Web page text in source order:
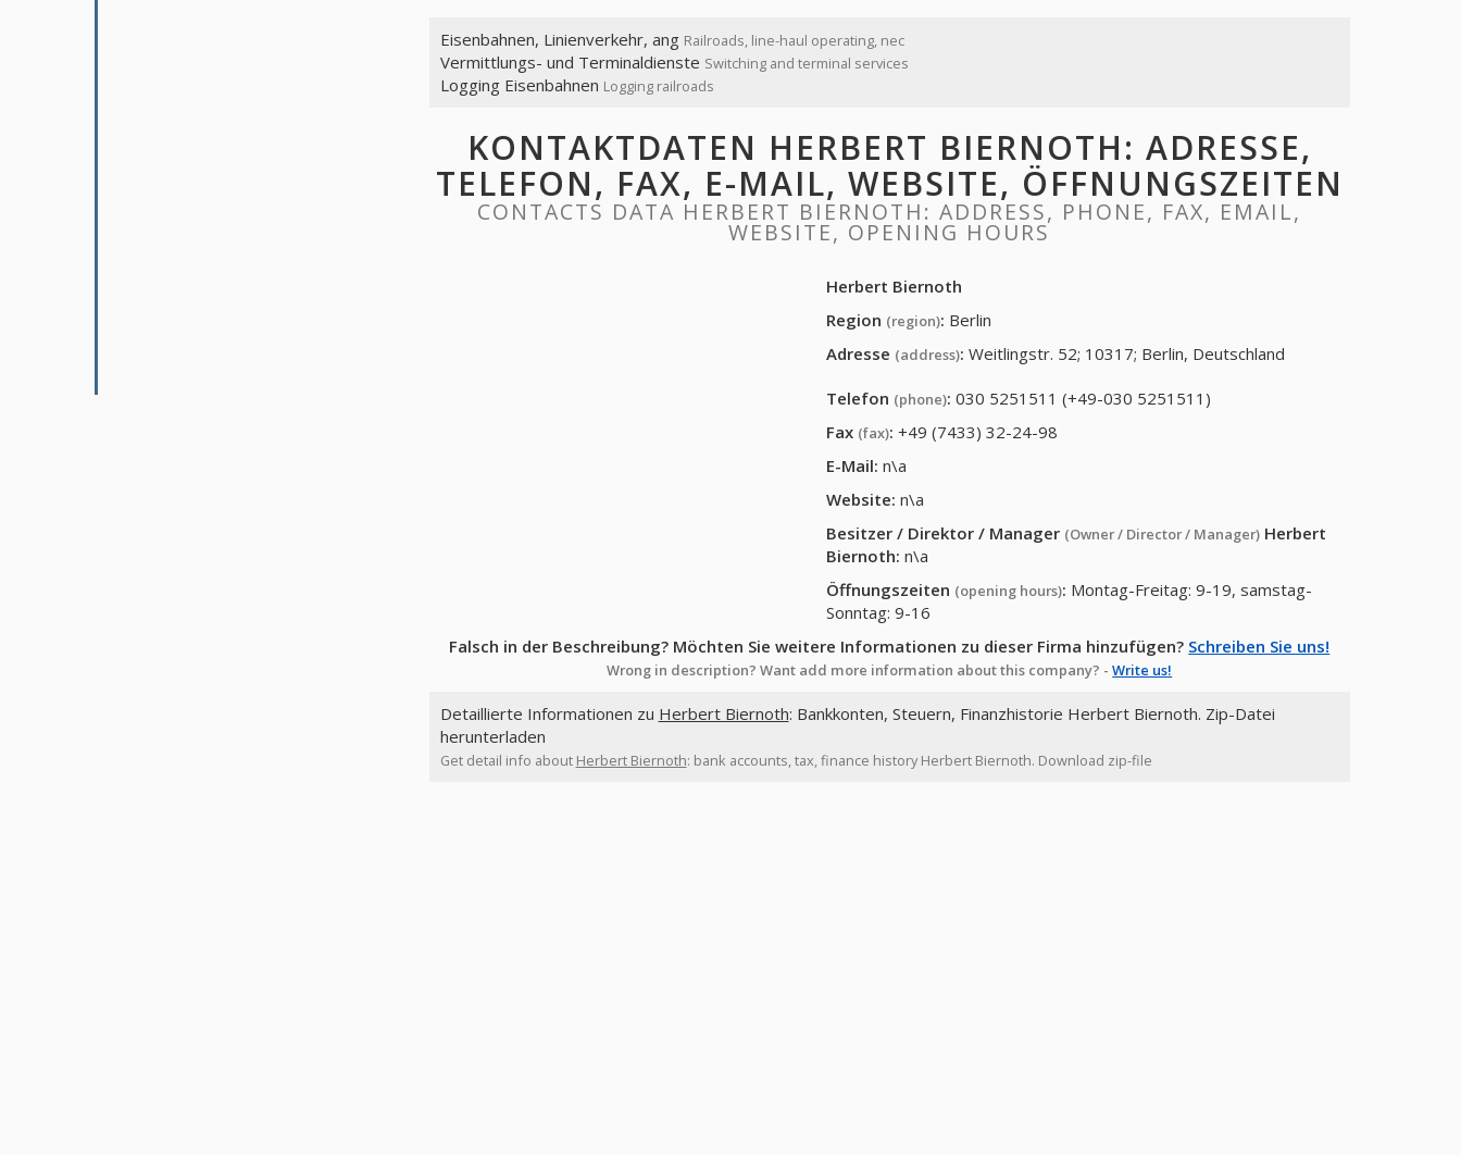
Eisenbahnen, Linienverkehr, ang Railroads, line-haul operating, nec
Vermittlungs- und Terminaldienste Switching and terminal services
Logging Eisenbahnen Logging railroads
KONTAKTDATEN HERBERT BIERNOTH: ADRESSE,
TELEFON, FAX, E-MAIL, WEBSITE, ÖFFNUNGSZEITEN
CONTACTS DATA HERBERT BIERNOTH: ADDRESS, PHONE, FAX, EMAIL,
WEBSITE, OPENING HOURS
Herbert Biernoth
Region (region): Berlin
Adresse (address): Weitlingstr. 52; 10317; Berlin, Deutschland
Telefon (phone): 030 5251511 (+49-030 5251511)
Fax (fax): +49 (7433) 32-24-98
E-Mail: n\a
Website: n\a
Besitzer / Direktor / Manager (Owner / Director / Manager) Herbert
Biernoth: n\a
Öffnungszeiten (opening hours): Montag-Freitag: 9-19, samstag-
Sonntag: 9-16
Falsch in der Beschreibung? Möchten Sie weitere Informationen zu dieser Firma hinzufügen? Schreiben Sie uns!
Wrong in description? Want add more information about this company? -Write us!
Detaillierte Informationen zu Herbert Biernoth: Bankkonten, Steuern, Finanzhistorie Herbert Biernoth. Zip-Datei
herunterladen
Get detail info about Herbert Biernoth: bank accounts, tax, finance history Herbert Biernoth. Download zip-file